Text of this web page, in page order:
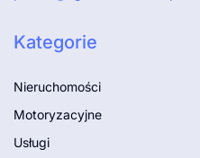
Kategorie
Nieruchomości
Motoryzacyjne
Usługi